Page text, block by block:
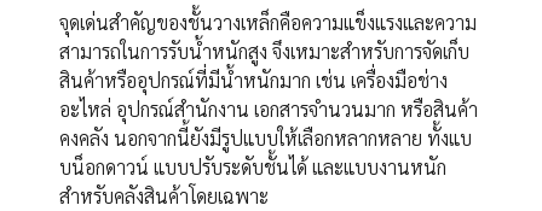
จุดเด่นสำคัญของชั้นวางเหล็กคือความแข็งแรงและความ
สามารถในการรับน้ำหนักสูง จึงเหมาะสำหรับการจัดเก็บ
สินค้าหรืออุปกรณ์ที่มีน้ำหนักมาก เช่น เครื่องมือช่าง
อะไหล่ อุปกรณ์สำนักงาน เอกสารจำนวนมาก หรือสินค้า
คงคลัง นอกจากนี้ยังมีรูปแบบให้เลือกหลากหลาย ทั้งแบ
บน็อกดาวน์ แบบปรับระดับชั้นได้ และแบบงานหนัก
สำหรับคลังสินค้าโดยเฉพาะ